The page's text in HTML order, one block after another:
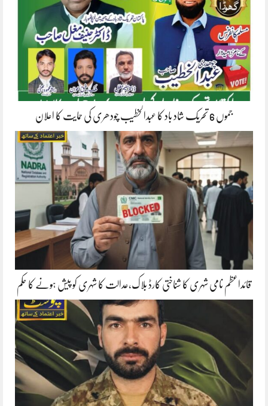
جموں 6 تحریک شاد باد کا عبدالخطیب چودھری کی حمایت کا اعلان
قائداعظم نامی شہری کا شناختی کارڈ بلاک،عدالت کا شہری کو پیش ہونے کا حکم